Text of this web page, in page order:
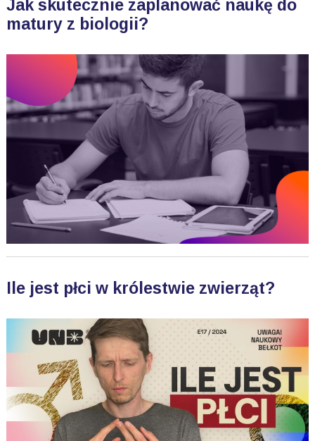
Jak skutecznie zaplanować naukę do
matury z biologii?
Ile jest płci w królestwie zwierząt?